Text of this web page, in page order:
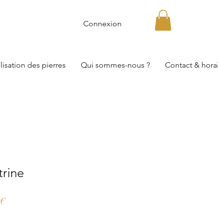
Connexion
des pierres Qui sommes-nous ? Contact &
Prix